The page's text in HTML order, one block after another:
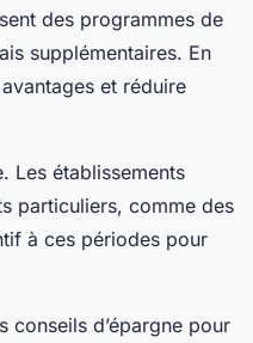
des programmes de
supplémentaires. En
et réduire
Les établissements
particuliers, comme des
à ces périodes pour
conseils d’épargne pour